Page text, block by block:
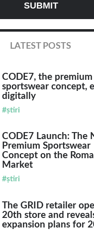
LATEST POSTS
CODE7, the premium
sportswear concept,
digitally
#știri
CODE7 Launch: The
Premium Sportswear
Concept on the
Market
#știri
The GRID retailer
20th store and
expansion plans for